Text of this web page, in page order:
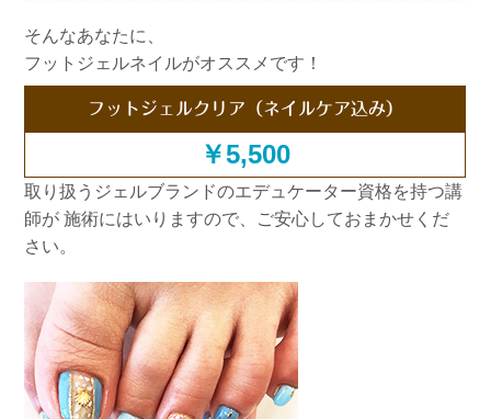
そんなあなたに、
フットジェルネイルがオススメです！
フットジェルクリア（ネイルケア込み）
￥5,500
取り扱うジェルブランドのエデュケーター資格を持つ講
師が 施術にはいりますので、ご安心しておまかせくだ
さい。